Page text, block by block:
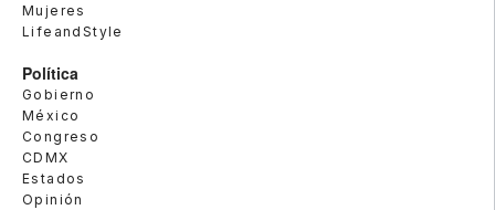
Mujeres
LifeandStyle
Política
Gobierno
México
Congreso
CDMX
Estados
Opinión